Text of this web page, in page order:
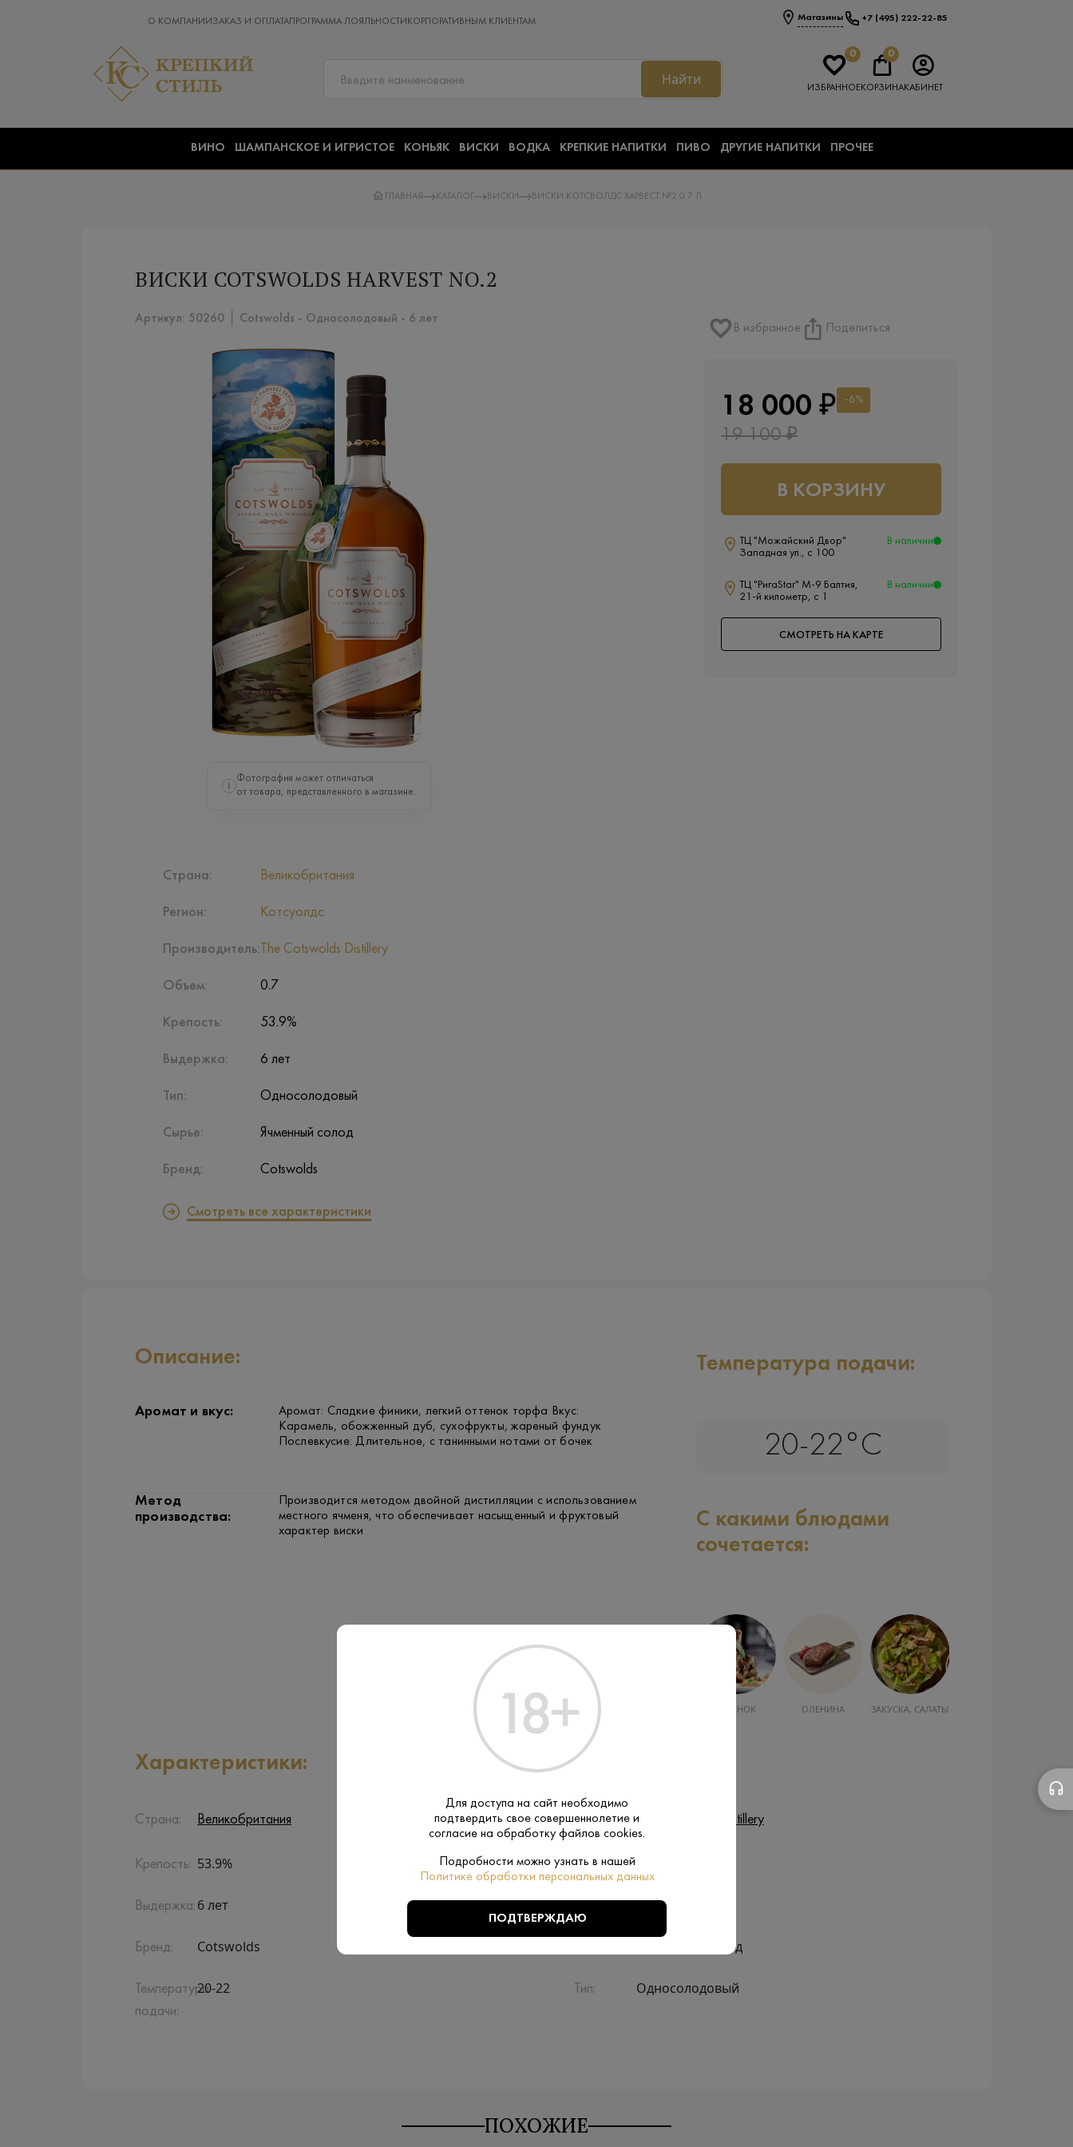
О КОМПАНИИ ЗАКАЗ И ОПЛАТАПРОГРАММА ЛОЯЛЬНОСТИ КОРПОРАТИВНЫМ КЛИЕНТАМ Магазины +7 (495) 222-22-85
Найти
0
ИЗБРАННОЕ
0
КОРЗИНАКАБИНЕТ
ВИНО ШАМПАНСКОЕ И ИГРИСТОЕ КОНЬЯК ВИСКИ ВОДКА КРЕПКИЕ НАПИТКИ ПИВО ДРУГИЕ НАПИТКИ ПРОЧЕЕ
ГЛАВНАЯ КАТАЛОГ ВИСКИ ВИСКИ КОТСВОЛДС ХАРВЕСТ №2 0.7 Л
ВИСКИ COTSWOLDS HARVEST NO.2
Артикул: 50260 │ Cotswolds - Односолодовый - 6 лет
i
Фотография может отличаться
от товара, представленного в магазине.
Страна:
Регион:
Производитель:
Объем:
Крепость:
Выдержка:
Тип:
Сырье:
Бренд:
Великобритания
Котсуолдс
The Cotswolds Distillery
0.7
53.9%
6 лет
Односолодовый
Ячменный солод
Cotswolds
Смотреть все характеристики
В избранное Поделиться
18 000 ₽ -6%
19 100 ₽
В КОРЗИНУ
ТЦ "Можайский Двор"
Западная ул., с 100
В наличии
ТЦ "РигаStar" М-9 Балтия,
21-й километр, с 1
В наличии
СМОТРЕТЬ НА КАРТЕ
Описание:
Аромат и вкус:
Аромат: Сладкие финики, легкий оттенок торфа Вкус:
Карамель, обожженный дуб, сухофрукты, жареный фундук
Послевкусие: Длительное, с танинными нотами от бочек
Метод
производства:
Производится методом двойной дистилляции с использованием
местного ячменя, что обеспечивает насыщенный и фруктовый
характер виски
Температура подачи:
20-22°C
С какими блюдами
сочетается:
РЫБА ОЛЕНИНА ЗАКУСКА, САЛАТЫ МОРЕПРОДУКТЫ
Характеристики:
Страна: Великобритания Производитель:The Cotswolds Distillery
Крепость: 53.9% Объем:
Выдержка: 6 лет Котсуолдс
Бренд: Cotswolds Ячменный солод
Температура
подачи:
20-22 Тип: Односолодовый
ПОХОЖИЕ
Для доступа на сайт необходимо
подтвердить свое совершеннолетие и
согласие на обработку файлов cookies.
Подробности можно узнать в нашей
Политике обработки персональных данных
ПОДТВЕРЖДАЮ